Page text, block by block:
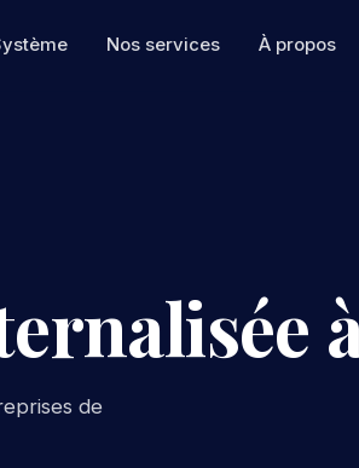
Nos services À propos
de